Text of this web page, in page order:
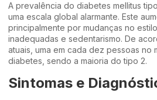
A prevalência do diabetes mellitus
uma escala global alarmante. Este
principalmente por mudanças no
inadequadas e sedentarismo. De
atuais, uma em cada dez pessoas no
diabetes, sendo a maioria do tipo 2.
Sintomas e